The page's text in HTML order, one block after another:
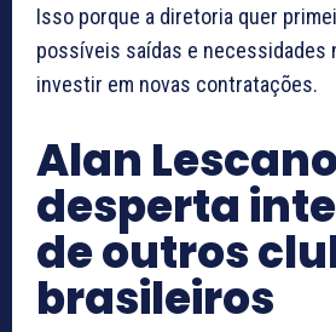
Isso porque a diretoria quer
possíveis saídas e necessidades
investir em novas contratações.
Alan
desperta
de outros
brasileiros